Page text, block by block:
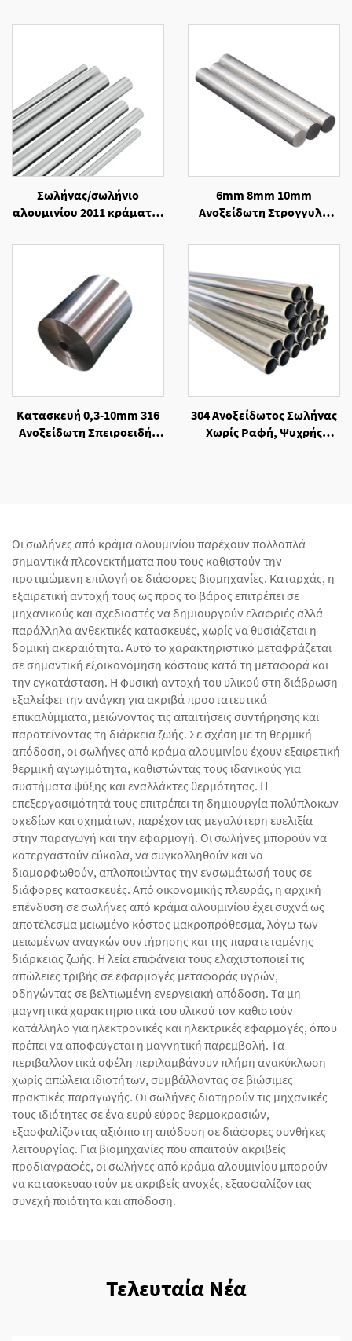
Σωλήνας/σωλήνιο
αλουμινίου 2011 κράματος
6mm 8mm 10mm
Ανοξείδωτη Στρογγυλή
Κατασκευή 0,3-10mm 316
Ανοξείδωτη Σπειροειδής
304 Ανοξείδωτος Σωλήνας
Χωρίς Ραφή, Ψυχρής
Οι σωλήνες από κράμα αλουμινίου παρέχουν πολλαπλά
σημαντικά πλεονεκτήματα που τους καθιστούν την
προτιμώμενη επιλογή σε διάφορες βιομηχανίες. Καταρχάς, η
εξαιρετική αντοχή τους ως προς το βάρος επιτρέπει σε
μηχανικούς και σχεδιαστές να δημιουργούν ελαφριές αλλά
παράλληλα ανθεκτικές κατασκευές, χωρίς να θυσιάζεται η
δομική ακεραιότητα. Αυτό το χαρακτηριστικό μεταφράζεται
σε σημαντική εξοικονόμηση κόστους κατά τη μεταφορά και
την εγκατάσταση. Η φυσική αντοχή του υλικού στη διάβρωση
εξαλείφει την ανάγκη για ακριβά προστατευτικά
επικαλύμματα, μειώνοντας τις απαιτήσεις συντήρησης και
παρατείνοντας τη διάρκεια ζωής. Σε σχέση με τη θερμική
απόδοση, οι σωλήνες από κράμα αλουμινίου έχουν εξαιρετική
θερμική αγωγιμότητα, καθιστώντας τους ιδανικούς για
συστήματα ψύξης και εναλλάκτες θερμότητας. Η
επεξεργασιμότητά τους επιτρέπει τη δημιουργία πολύπλοκων
σχεδίων και σχημάτων, παρέχοντας μεγαλύτερη ευελιξία
στην παραγωγή και την εφαρμογή. Οι σωλήνες μπορούν να
κατεργαστούν εύκολα, να συγκολληθούν και να
διαμορφωθούν, απλοποιώντας την ενσωμάτωσή τους σε
διάφορες κατασκευές. Από οικονομικής πλευράς, η αρχική
επένδυση σε σωλήνες από κράμα αλουμινίου έχει συχνά ως
αποτέλεσμα μειωμένο κόστος μακροπρόθεσμα, λόγω των
μειωμένων αναγκών συντήρησης και της παρατεταμένης
διάρκειας ζωής. Η λεία επιφάνεια τους ελαχιστοποιεί τις
απώλειες τριβής σε εφαρμογές μεταφοράς υγρών,
οδηγώντας σε βελτιωμένη ενεργειακή απόδοση. Τα μη
μαγνητικά χαρακτηριστικά του υλικού τον καθιστούν
κατάλληλο για ηλεκτρονικές και ηλεκτρικές εφαρμογές, όπου
πρέπει να αποφεύγεται η μαγνητική παρεμβολή. Τα
περιβαλλοντικά οφέλη περιλαμβάνουν πλήρη ανακύκλωση
χωρίς απώλεια ιδιοτήτων, συμβάλλοντας σε βιώσιμες
πρακτικές παραγωγής. Οι σωλήνες διατηρούν τις μηχανικές
τους ιδιότητες σε ένα ευρύ εύρος θερμοκρασιών,
εξασφαλίζοντας αξιόπιστη απόδοση σε διάφορες συνθήκες
λειτουργίας. Για βιομηχανίες που απαιτούν ακριβείς
προδιαγραφές, οι σωλήνες από κράμα αλουμινίου μπορούν
να κατασκευαστούν με ακριβείς ανοχές, εξασφαλίζοντας
συνεχή ποιότητα και απόδοση.
Τελευταία Νέα